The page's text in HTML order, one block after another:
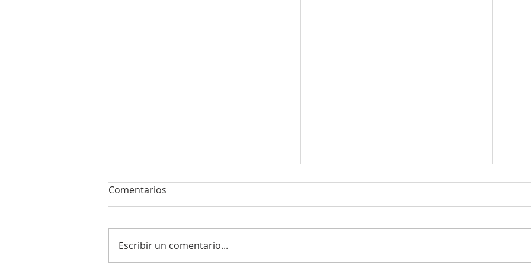
Comentarios
Escribir un comentario...